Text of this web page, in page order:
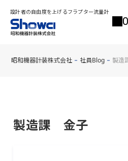
設計者の自由度を上げるフラプター流量計
昭和機器計装株式会社 社員Blog 製造
製造課 金子